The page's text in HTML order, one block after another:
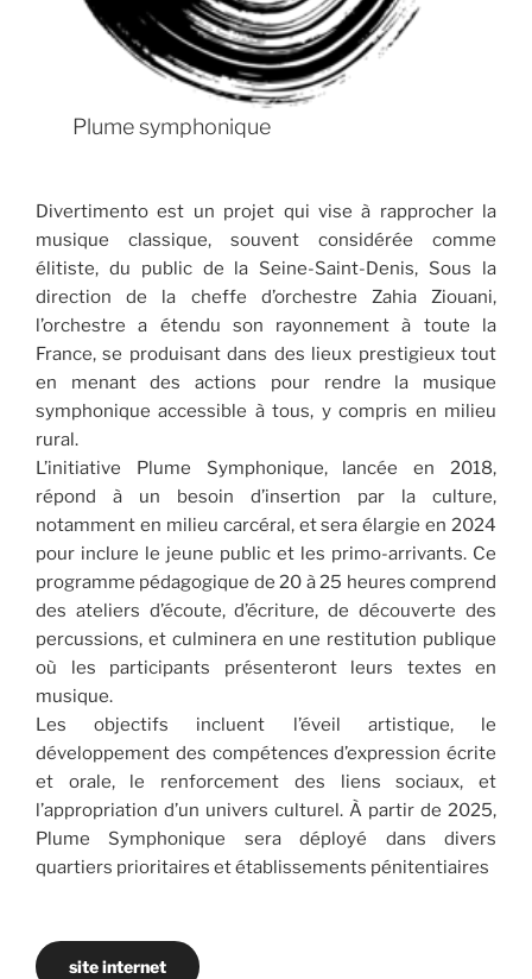
Plume symphonique
Divertimento est un projet qui vise à rapprocher la
musique classique, souvent considérée comme
élitiste, du public de la Seine-Saint-Denis, Sous la
direction de la cheffe d’orchestre Zahia Ziouani,
l’orchestre a étendu son rayonnement à toute la
France, se produisant dans des lieux prestigieux tout
en menant des actions pour rendre la musique
symphonique accessible à tous, y compris en milieu
rural.
L’initiative Plume Symphonique, lancée en 2018,
répond à un besoin d’insertion par la culture,
notamment en milieu carcéral, et sera élargie en 2024
pour inclure le jeune public et les primo-arrivants. Ce
programme pédagogique de 20 à 25 heures comprend
des ateliers d’écoute, d’écriture, de découverte des
percussions, et culminera en une restitution publique
où les participants présenteront leurs textes en
musique.
Les objectifs incluent l’éveil artistique, le
développement des compétences d’expression écrite
et orale, le renforcement des liens sociaux, et
l’appropriation d’un univers culturel. À partir de 2025,
Plume Symphonique sera déployé dans divers
quartiers prioritaires et établissements pénitentiaires
site internet